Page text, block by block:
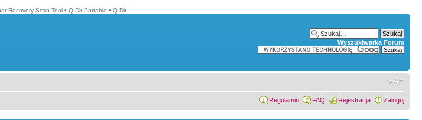
Recovery Scan Tool • Q-Dir Portable • Q-Dir
Wyszukiwarka Forum
Regulamin FAQ Rejestracja Zaloguj